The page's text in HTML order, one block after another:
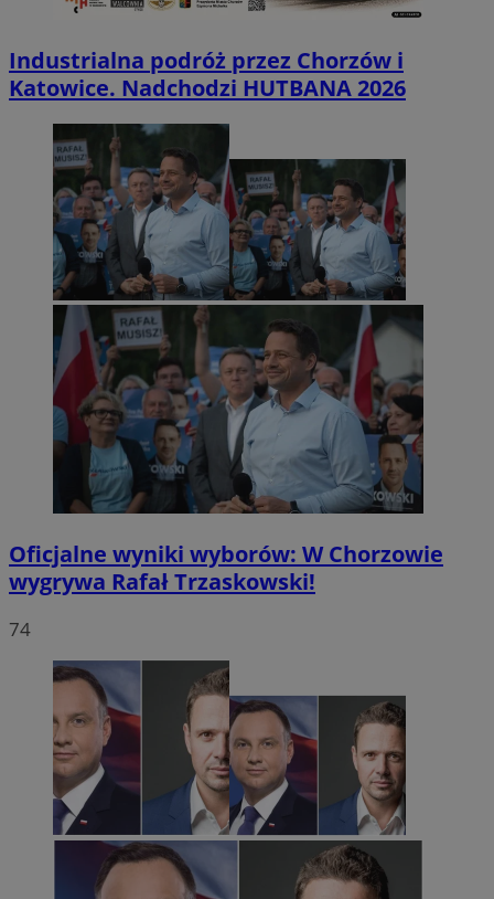
Industrialna podróż przez Chorzów i
Katowice. Nadchodzi HUTBANA 2026
Oficjalne wyniki wyborów: W Chorzowie
wygrywa Rafał Trzaskowski!
74